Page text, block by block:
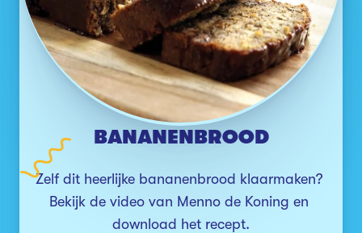
BANANENBROOD
Zelf dit heerlijke bananenbrood klaarmaken?
Bekijk de video van Menno de Koning en
download het recept.